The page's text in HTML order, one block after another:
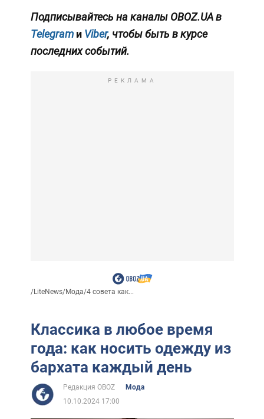
Подписывайтесь на каналы OBOZ.UA в
Telegram и Viber, чтобы быть в курсе
последних событий.
РЕКЛАМА
/LiteNews/Мода/4 совета как...
Классика в любое время
года: как носить одежду из
бархата каждый день
Редакция OBOZ
Мода
10.10.2024 17:00